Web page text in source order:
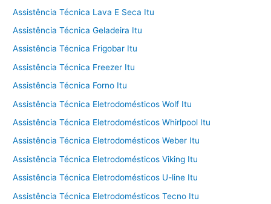
Assistência Técnica Lava E Seca Itu
Assistência Técnica Geladeira Itu
Assistência Técnica Frigobar Itu
Assistência Técnica Freezer Itu
Assistência Técnica Forno Itu
Assistência Técnica Eletrodomésticos Wolf Itu
Assistência Técnica Eletrodomésticos Whirlpool Itu
Assistência Técnica Eletrodomésticos Weber Itu
Assistência Técnica Eletrodomésticos Viking Itu
Assistência Técnica Eletrodomésticos U-line Itu
Assistência Técnica Eletrodomésticos Tecno Itu